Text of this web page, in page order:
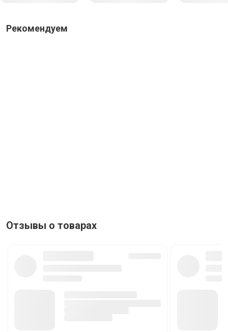
Рекомендуем
Отзывы о товарах